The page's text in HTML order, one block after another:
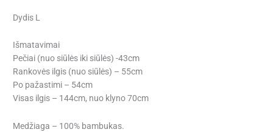
Dydis L
Išmatavimai
Pečiai (nuo siūlės iki siūlės) -43cm
Rankovės ilgis (nuo siūlės) – 55cm
Po pažastimi – 54cm
Visas ilgis – 144cm, nuo klyno 70cm
Medžiaga – 100% bambukas.